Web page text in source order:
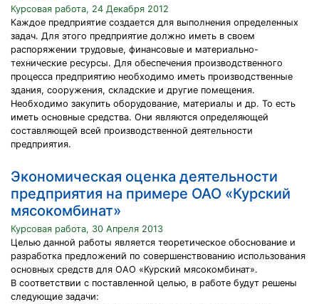
Курсовая работа, 24 Декабря 2012
Каждое предприятие создается для выполнения определенных
задач. Для этого предприятие должно иметь в своем
распоряжении трудовые, финансовые и материально-
технические ресурсы. Для обеспечения производственного
процесса предприятию необходимо иметь производственные
здания, сооружения, складские и другие помещения.
Необходимо закупить оборудование, материалы и др. То есть
иметь основные средства. Они являются определяющей
составляющей всей производственной деятельности
предприятия.
Экономическая оценка деятельности
предприятия на примере ОАО «Курский
мясокомбинат»
Курсовая работа, 30 Апреля 2013
Целью данной работы является теоретическое обоснование и
разработка предложений по совершенствованию использования
основных средств для ОАО «Курский мясокомбинат».
В соответствии с поставленной целью, в работе будут решены
следующие задачи: